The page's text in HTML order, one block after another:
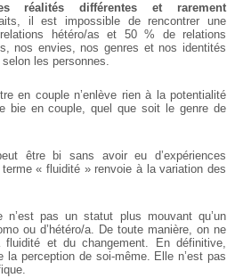
réalités différentes et rarement
il
est impossible de rencontrer une
hétéro/as et 50 % de relations
nos envies, nos genres et nos identités
selon les personnes.
en couple n’enlève rien à lapotentialité
bie en couple, quel que soit le genre de
êtrebi sans avoir eu d’expériences
terme « fluidité » renvoie à lavariation des
n’estpas un statut plus mouvant qu’un
ou d’hétéro/a. De toute manière, on ne
fluidité et du changement. Endéfinitive,
perception de soi-même. Elle n’est pas